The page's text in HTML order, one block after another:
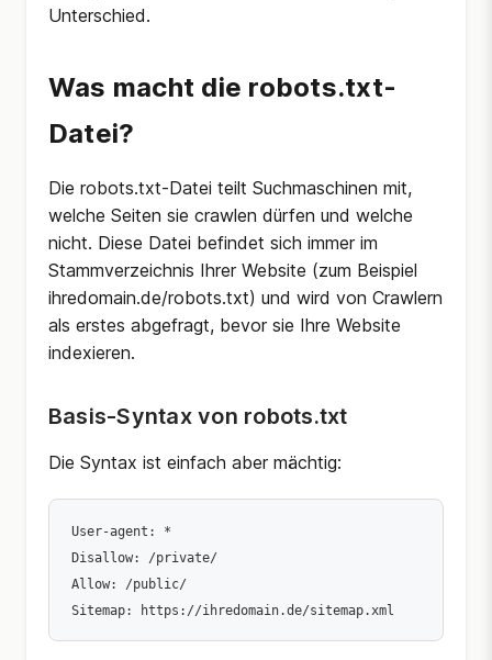
Unterschied.
Was macht die robots.txt-
Datei?
Die robots.txt-Datei teilt Suchmaschinen mit,
welche Seiten sie crawlen dürfen und welche
nicht. Diese Datei befindet sich immer im
Stammverzeichnis Ihrer Website (zum Beispiel
ihredomain.de/robots.txt) und wird von Crawlern
als erstes abgefragt, bevor sie Ihre Website
indexieren.
Basis-Syntax von robots.txt
Die Syntax ist einfach aber mächtig:
User-agent: *
Disallow: /private/
Allow: /public/
Sitemap: https://ihredomain.de/sitemap.xml